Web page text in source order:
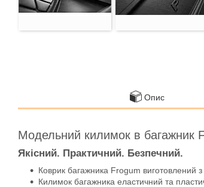
Опис
Модельний килимок в багажник
Якісний. Практичний. Безпечний.
Коврик багажника Frogum виготовлений з
Килимок багажника еластичний та